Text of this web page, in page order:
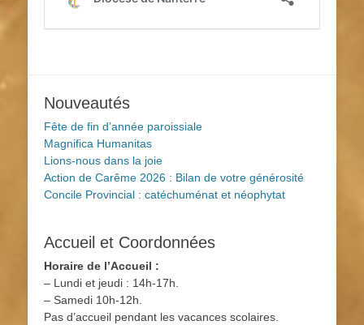
Nouveautés
Fête de fin d’année paroissiale
Magnifica Humanitas
Lions-nous dans la joie
Action de Carême 2026 : Bilan de votre générosité
Concile Provincial : catéchuménat et néophytat
Accueil et Coordonnées
Horaire de l’Accueil :
– Lundi et jeudi : 14h-17h.
– Samedi 10h-12h.
Pas d’accueil pendant les vacances scolaires.